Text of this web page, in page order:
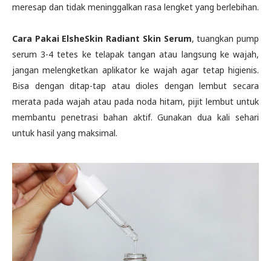
meresap dan tidak meninggalkan rasa lengket yang berlebihan.
Cara Pakai ElsheSkin Radiant Skin Serum, tuangkan pump
serum 3-4 tetes ke telapak tangan atau langsung ke wajah,
jangan melengketkan aplikator ke wajah agar tetap higienis.
Bisa dengan ditap-tap atau dioles dengan lembut secara
merata pada wajah atau pada noda hitam, pijit lembut untuk
membantu penetrasi bahan aktif. Gunakan dua kali sehari
untuk hasil yang maksimal.